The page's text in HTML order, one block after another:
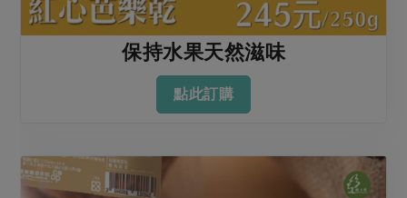
保持水果天然滋味
點此訂購